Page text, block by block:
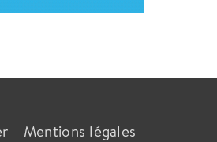
Mentions légales